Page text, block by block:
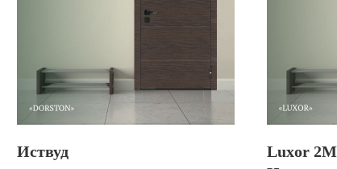
Иствуд
Luxor